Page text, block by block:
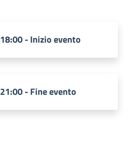
18:00 - Inizio evento
21:00 - Fine evento